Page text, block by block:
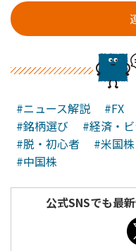
#ニュース解説 #FX
#銘柄選び
#経済・
#脱・初心者
#米国株
#中国株
公式SNSでも最